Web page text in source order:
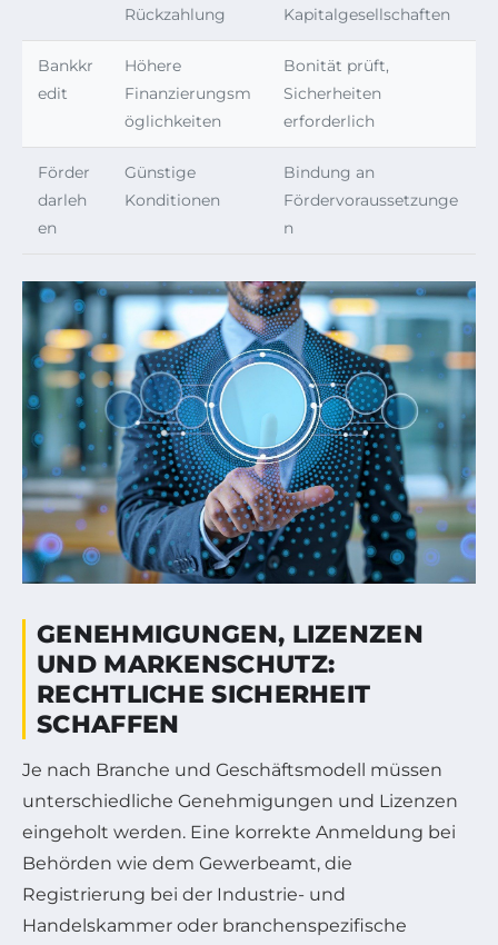
Rückzahlung
Kapitalgesellschaften
Bankkr
edit
Höhere
Finanzierungsm
öglichkeiten
Bonität prüft,
Sicherheiten
erforderlich
Förder
darleh
en
Günstige
Konditionen
Bindung an
Fördervoraussetzunge
n
GENEHMIGUNGEN, LIZENZEN
UND MARKENSCHUTZ:
RECHTLICHE SICHERHEIT
SCHAFFEN
Je nach Branche und Geschäftsmodell müssen
unterschiedliche Genehmigungen und Lizenzen
eingeholt werden. Eine korrekte Anmeldung bei
Behörden wie dem Gewerbeamt, die
Registrierung bei der Industrie- und
Handelskammer oder branchenspezifische